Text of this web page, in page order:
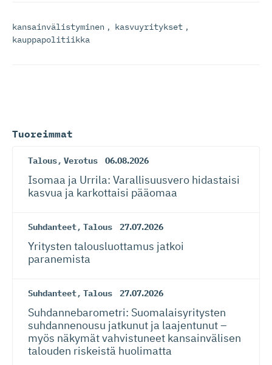
kansainvälistyminen , kasvuyritykset ,
kauppapolitiikka
Tuoreimmat
Talous, Verotus 06.08.2026
Isomaa ja Urrila: Varallisuusvero hidastaisi
kasvua ja karkottaisi pääomaa
Suhdanteet, Talous 27.07.2026
Yritysten talousluottamus jatkoi
paranemista
Suhdanteet, Talous 27.07.2026
Suhdanneba­ro­metri: Suomalaisy­ri­tysten
suhdannenousu jatkunut ja laajentunut –
myös näkymät vahvistuneet kansainvälisen
talouden riskeistä huolimatta